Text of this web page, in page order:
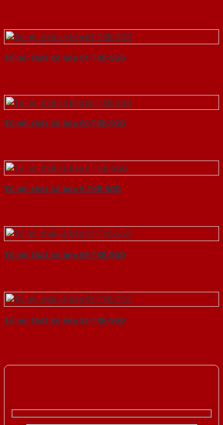
Tủ nội thất kệ bếp 61-TKB-SGD
Tủ nội thất kệ bếp 60-TKB-SGD
Tủ nội thất kệ bếp 6-TKB-SGD
Tủ nội thất kệ bếp 59-TKB-SGD
Tủ nội thất kệ bếp 58-TKB-SGD